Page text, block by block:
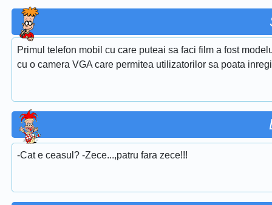
Primul telefon mobil cu care puteai sa faci film a fost
cu o camera VGA care permitea utilizatorilor sa poata
-Cat e ceasul? -Zece...,patru fara zece!!!